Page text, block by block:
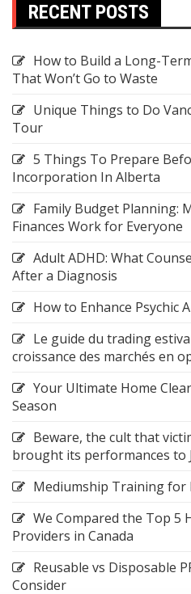
RECENT POSTS
How to Build a Long-
That Won’t Go to Waste
Unique Things to Do
Tour
5 Things To Prepare
Incorporation In Alberta
Family Budget Planning:
Finances Work for Everyone
Adult ADHD: What
After a Diagnosis
How to Enhance
Le guide du trading
croissance des marchés en
Your Ultimate Home
Season
Beware, the cult that
brought its performances to
Mediumship Training for
We Compared the Top 5
Providers in Canada
Reusable vs Disposable
Consider